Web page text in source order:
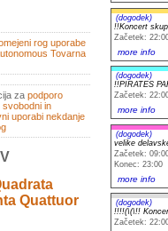
rog uporabe
Tovarna
za podporo
svobodni in
uporabi nekdanje
Quattuor
(dogodek)
!!Koncert
Začetek:
more info
(dogodek)
!!PIRATES
Začetek:
more info
(dogodek)
velike
Začetek:
Konec: 23:00
more info
(dogodek)
!!!!(\(\!!
Začetek: